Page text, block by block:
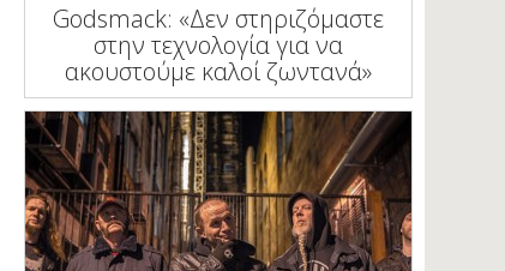
Godsmack: «Δεν στηριζόμαστε
στην τεχνολογία για να
ακουστούμε καλοί ζωντανά»